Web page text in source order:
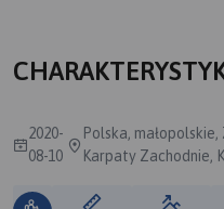
2020-
08-10
Polska,
Karpaty Zachodnie,